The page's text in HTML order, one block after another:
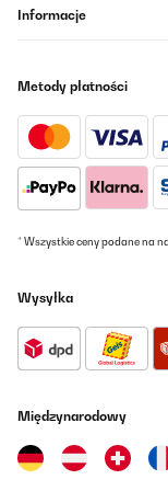
Works fine,
statistics
Amazon user
Tłumacz
leider undicht,
bekommen,
Neugerät
Trockenleistung,
absolut
Amazon-Benutzer
Informacje
Metody płatności
* Wszystkie ceny podane na
Wysyłka
Międzynarodowy